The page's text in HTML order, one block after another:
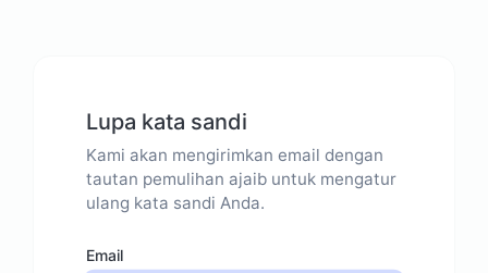
Lupa kata sandi
Kami akan mengirimkan email dengan
tautan pemulihan ajaib untuk mengatur
ulang kata sandi Anda.
Email